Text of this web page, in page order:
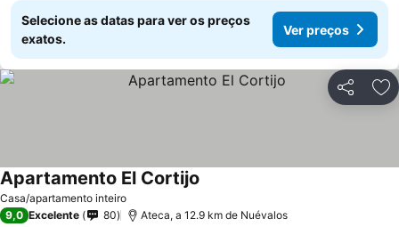
Selecione as datas para ver os preços
exatos.
Ver preços
Partilhar
Casa/apartamento inteiro
Apartamento El Cortijo
9,0 Excelente 80 Ateca, a 12.9 km de Nuévalos